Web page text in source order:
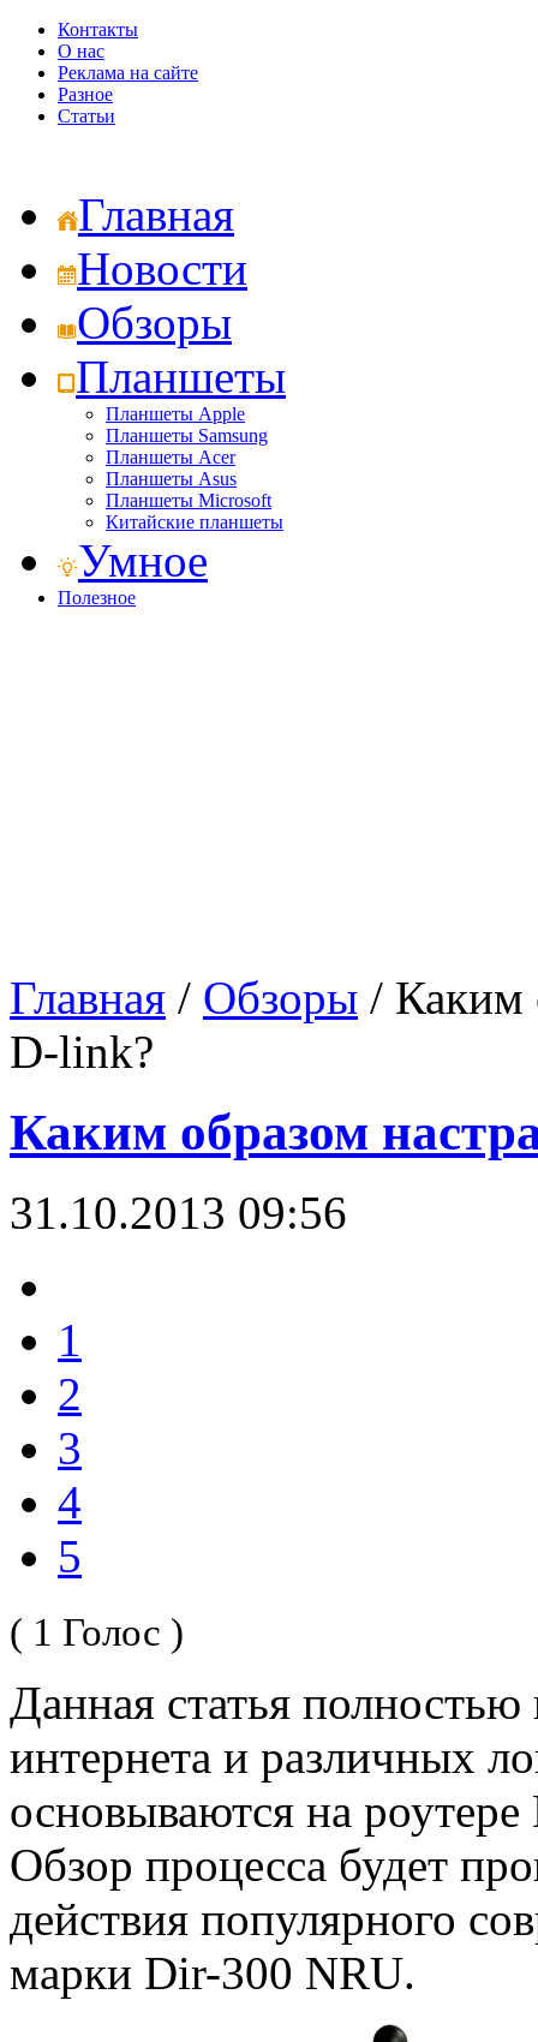
Контакты
О нас
Реклама на сайте
Разное
Статьи
Главная
Новости
Обзоры
Планшеты
Планшеты Apple
Планшеты Samsung
Планшеты Acer
Планшеты Asus
Планшеты Microsoft
Китайские планшеты
Умное
Полезное
Главная / Обзоры / Каким
D-link?
Каким образом
31.10.2013 09:56
1
2
3
4
5
( 1 Голос )
Данная статья полностью
интернета и различных
основываются на
Обзор процесса будет
действия популярного
марки Dir-300 NRU.